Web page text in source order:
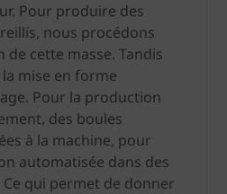
Pour produire des
nous procédons
de cette masse. Tandis
mise en forme
Pour la production
des boules
à la machine, pour
automatisée dans des
qui permet de donner